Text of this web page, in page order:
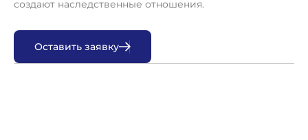
создают наследственные отношения.
Оставить заявку